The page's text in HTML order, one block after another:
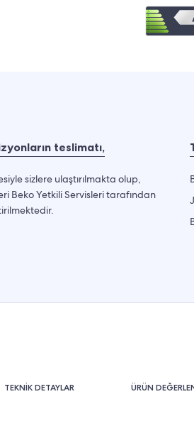
teslimatı,
sizlere ulaştırılmakta olup,
Beko Yetkili Servisleri tarafından
TEKNİK DETAYLAR ÜRÜN